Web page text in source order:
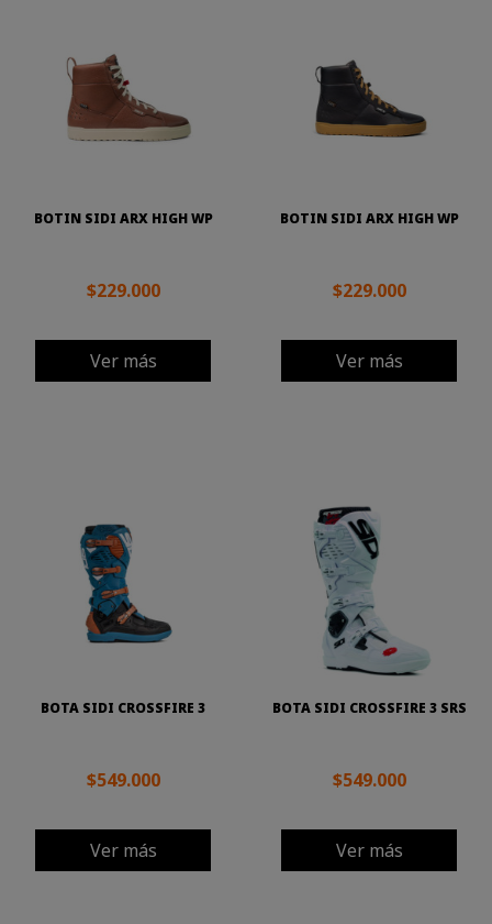
BOTIN SIDI ARX HIGH WP
$229.000
Ver más
BOTIN SIDI ARX HIGH WP
$229.000
Ver más
BOTA SIDI CROSSFIRE 3
$549.000
Ver más
BOTA SIDI CROSSFIRE 3 SRS
$549.000
Ver más